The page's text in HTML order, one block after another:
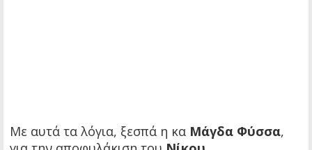
Με αυτά τα λόγια, ξεσπά η κα Μάγδα Φύσσα,